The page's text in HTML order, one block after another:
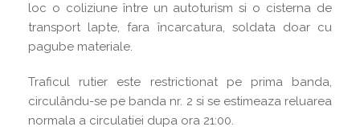
loc o coliziune între un autoturism si o cisterna de
transport lapte, fara încarcatura, soldata doar cu
pagube materiale.
Traficul rutier este restrictionat pe prima banda,
circulându-se pe banda nr. 2 si se estimeaza reluarea
normala a circulatiei dupa ora 21:00.